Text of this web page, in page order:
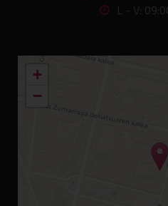
L - V:
+
−